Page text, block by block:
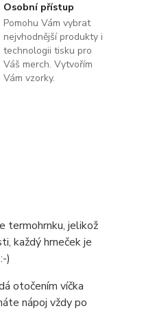
Osobní přístup
Pomohu Vám vybrat
nejvhodnější produkty i
technologii tisku pro
Váš merch. Vytvořím
Vám vzorky.
termohrnku, jelikož
každý hrneček je
)
otočením víčka
nápoj vždy po